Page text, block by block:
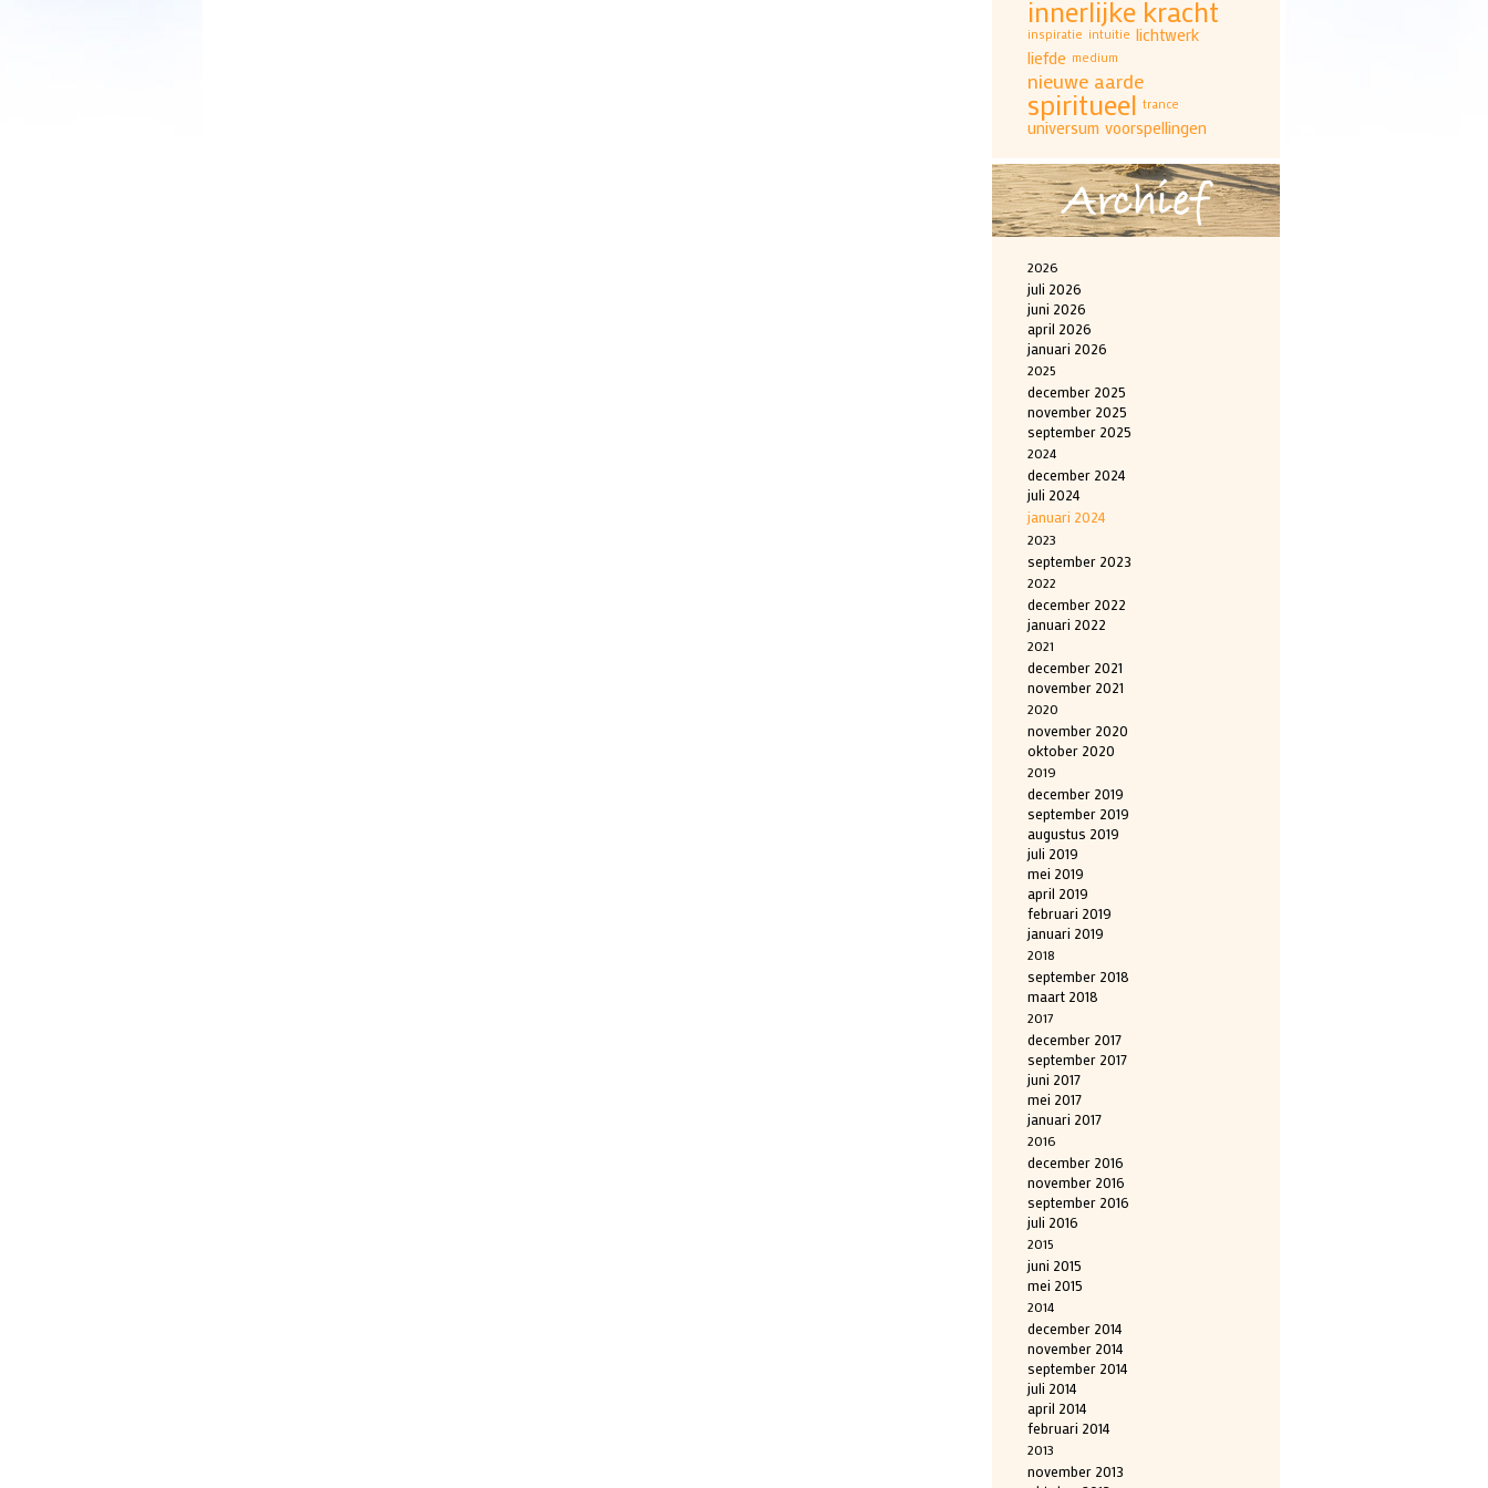
innerlijke kracht
inspiratie intuitie lichtwerk
liefde medium
nieuwe aarde
spiritueel trance
universum voorspellingen
Archief
2026
juli 2026
juni 2026
april 2026
januari 2026
2025
december 2025
november 2025
september 2025
2024
december 2024
juli 2024
januari 2024
2023
september 2023
2022
december 2022
januari 2022
2021
december 2021
november 2021
2020
november 2020
oktober 2020
2019
december 2019
september 2019
augustus 2019
juli 2019
mei 2019
april 2019
februari 2019
januari 2019
2018
september 2018
maart 2018
2017
december 2017
september 2017
juni 2017
mei 2017
januari 2017
2016
december 2016
november 2016
september 2016
juli 2016
2015
juni 2015
mei 2015
2014
december 2014
november 2014
september 2014
juli 2014
april 2014
februari 2014
2013
november 2013